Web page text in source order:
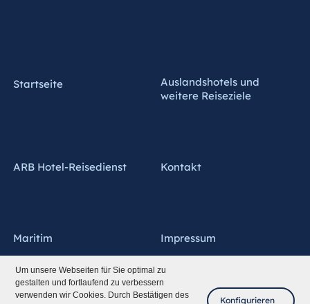
Um unsere Webseiten für Sie optimal zu
gestalten und fortlaufend zu verbessern
verwenden wir Cookies. Durch Bestätigen des
Konfigurieren
Startseite
Auslandshotels und
weitere Reiseziele
ARB Hotel-Reisedienst Kontakt
Maritim Impressum